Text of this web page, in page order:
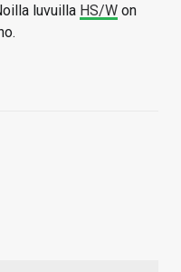
luvuilla HS/W on